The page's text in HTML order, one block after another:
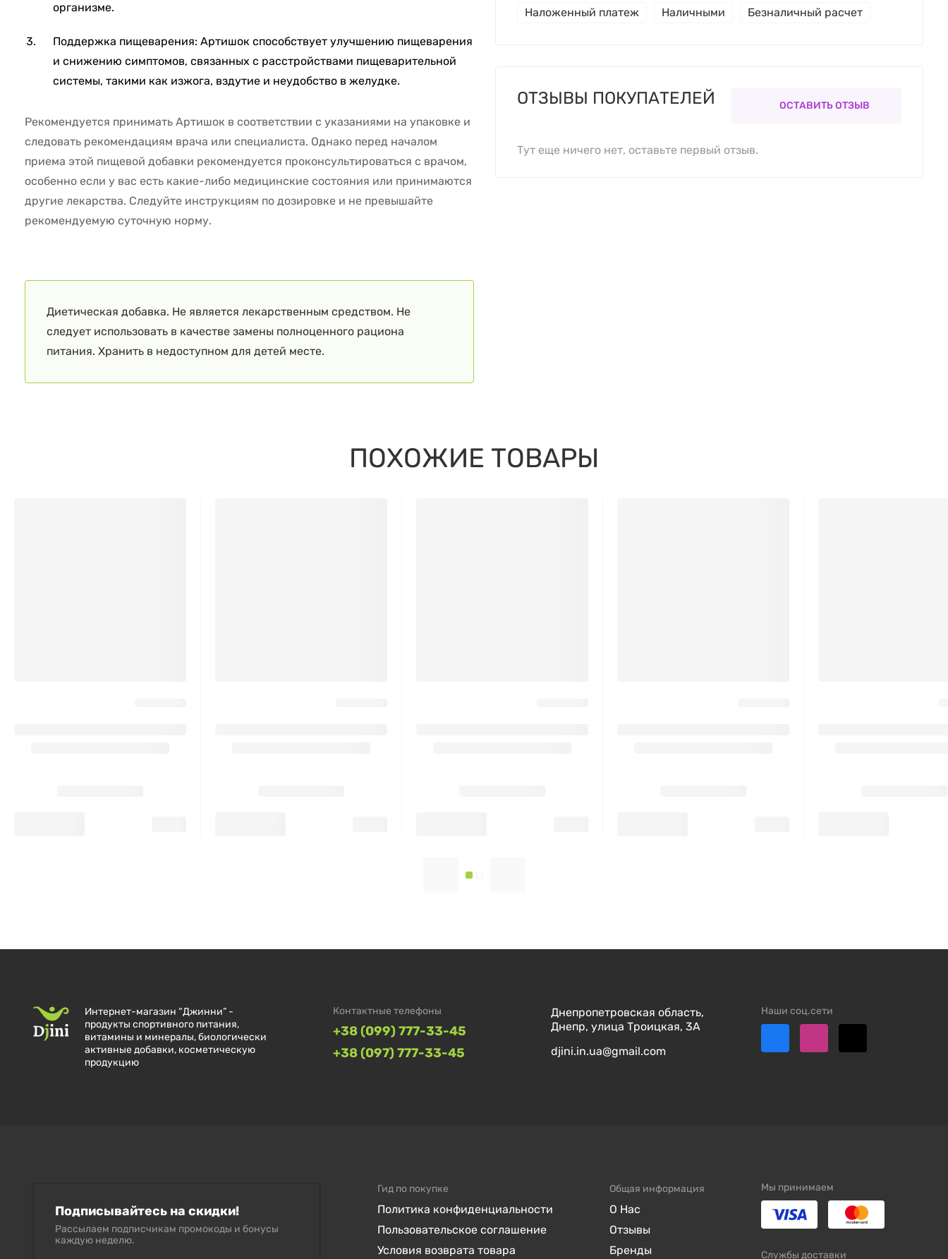
Диетическая добавка. Не является лекарственным средством. Не
следует использовать в качестве замены полноценного рациона
питания. Хранить в недоступном для детей месте.
организме.
Поддержка пищеварения: Артишок способствует улучшению пищеварения
и снижению симптомов, связанных с расстройствами пищеварительной
системы, такими как изжога, вздутие и неудобство в желудке.
Рекомендуется принимать Артишок в соответствии с указаниями на упаковке и
следовать рекомендациям врача или специалиста. Однако перед началом
приема этой пищевой добавки рекомендуется проконсультироваться с врачом,
особенно если у вас есть какие-либо медицинские состояния или принимаются
другие лекарства. Следуйте инструкциям по дозировке и не превышайте
рекомендуемую суточную норму.
Наложенный платеж Наличными Безналичный расчет
ОТЗЫВЫ ПОКУПАТЕЛЕЙ ОСТАВИТЬ ОТЗЫВ
Тут еще ничего нет, оставьте первый отзыв.
ПОХОЖИЕ ТОВАРЫ
Интернет-магазин “Джинни” -
продукты спортивного питания,
витамины и минералы, биологически
активные добавки, косметическую
продукцию
Контактные телефоны
+38 (099) 777-33-45
+38 (097) 777-33-45
Наши соц.сети
Днепропетровская область,
Днепр, улица Троицкая, 3А
djini.in.ua@gmail.com
Подписывайтесь на скидки!
Рассылаем подписчикам промокоды и бонусы
каждую неделю.
Гид по покупке
Политика конфиденциальности
Пользовательское соглашение
Условия возврата товара
Общая информация
О Нас
Отзывы
Бренды
Мы принимаем
Службы доставки